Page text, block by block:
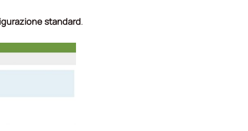
standard.